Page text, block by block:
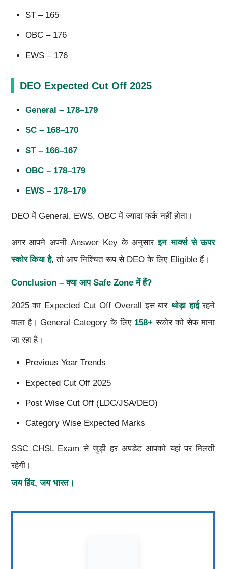
ST – 165
OBC – 176
EWS – 176
DEO Expected Cut Off 2025
General – 178–179
SC – 168–170
ST – 166–167
OBC – 178–179
EWS – 178–179
DEO में General, EWS, OBC में ज्यादा फर्क नहीं होता।
अगर आपने अपनी Answer Key के अनुसारइन मार्क्स से ऊपर
स्कोर किया है, तो आप निश्चित रूप से DEO के लिए Eligible हैं।
Conclusion – क्या आप Safe Zone में हैं?
2025 का Expected Cut Off Overall इस बार थोड़ा हाईरहने
वाला है। General Category के लिए 158+ स्कोर को सेफ माना
जा रहा है।
Previous Year Trends
Expected Cut Off 2025
Post Wise Cut Off (LDC/JSA/DEO)
Category Wise Expected Marks
SSC CHSL Exam से जुड़ी हर अपडेट आपको यहां पर मिलती
रहेगी।
जय हिंद, जय भारत।